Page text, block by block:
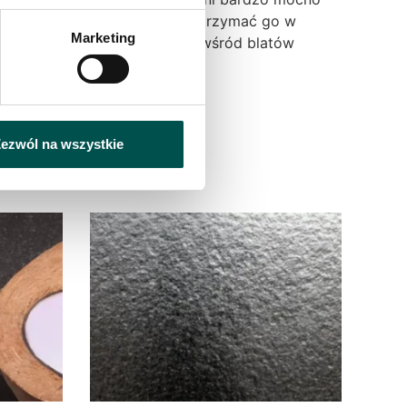
Marketing
na wszystkie
tą zaletę, że łatwo utrzymać go w
momencie numerem jeden wśród blatów